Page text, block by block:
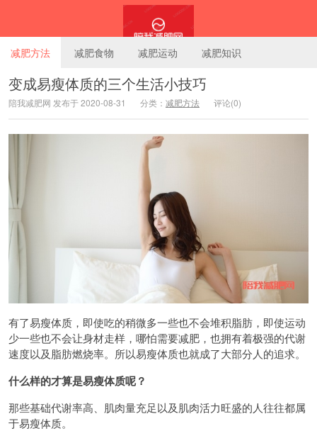
陪我减肥网
减肥方法 减肥食物 减肥运动 减肥知识
变成易瘦体质的三个生活小技巧
陪我减肥网 发布于 2020-08-31 分类： 减肥方法 评论(0)
有了易瘦体质，即使吃的稍微多一些也不会堆积脂肪，即使运动
少一些也不会让身材走样，哪怕需要减肥，也拥有着极强的代谢
速度以及脂肪燃烧率。所以易瘦体质也就成了大部分人的追求。
什么样的才算是易瘦体质呢？
那些基础代谢率高、肌肉量充足以及肌肉活力旺盛的人往往都属
于易瘦体质。